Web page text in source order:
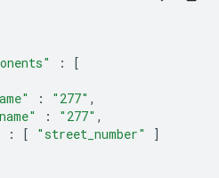
:
[
: "277" ,
: "277" ,
: [ "street_number"
]